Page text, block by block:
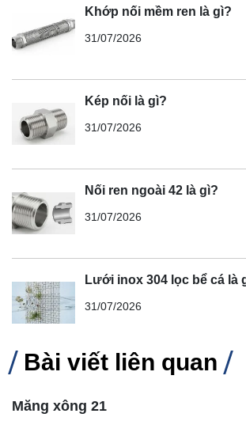
Khớp nối mềm ren là gì?
31/07/2026
Kép nối là gì?
31/07/2026
Nối ren ngoài 42 là gì?
31/07/2026
Lưới inox 304 lọc bể cá là
31/07/2026
Bài viết liên quan
Măng xông 21